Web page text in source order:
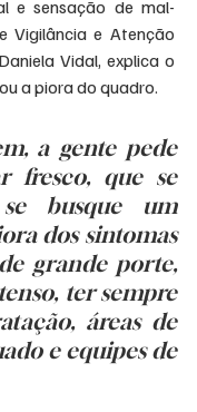
e sensação de mal-
Vigilância e Atenção
Vidal, explica o
a piora do quadro.
a gente pede
fresco, que se
busque um
dos sintomas
grande porte,
ter sempre
áreas de
e equipes de